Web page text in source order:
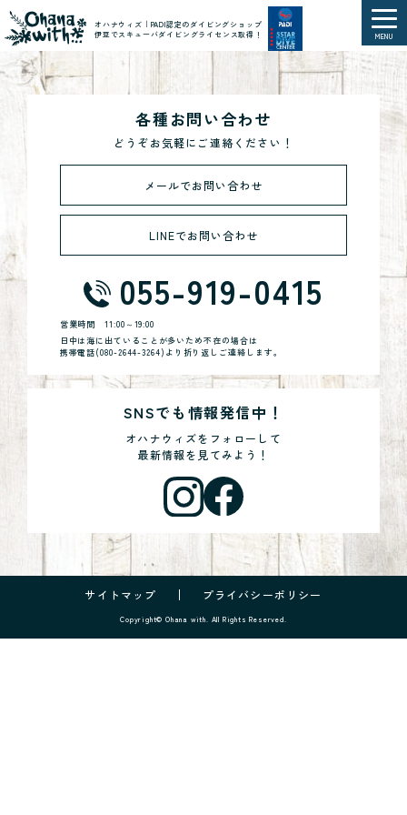
オハナウィズ｜PADI認定のダイビングショップ
伊豆でスキューバダイビングライセンス取得！
MENU
各種お問い合わせ
どうぞお気軽にご連絡ください！
メールでお問い合わせ
LINEでお問い合わせ
055-919-0415
営業時間11:00～19:00
日中は海に出ていることが多いため不在の場合は
携帯電話(080-2644-3264)より折り返しご連絡します。
SNSでも情報発信中！
オハナウィズをフォローして
最新情報を見てみよう！
サイトマップ プライバシーポリシー
Copyright© Ohana with. All Rights Reserved.